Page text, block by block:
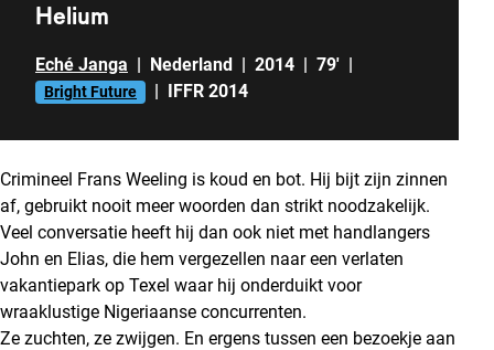
Helium
Eché Janga | Nederland | 2014 | 79' |
Bright Future | IFFR 2014
Crimineel Frans Weeling is koud en bot. Hij bijt zijn zinnen
af, gebruikt nooit meer woorden dan strikt noodzakelijk.
Veel conversatie heeft hij dan ook niet met handlangers
John en Elias, die hem vergezellen naar een verlaten
vakantiepark op Texel waar hij onderduikt voor
wraaklustige Nigeriaanse concurrenten.
Ze zuchten, ze zwijgen. En ergens tussen een bezoekje aan